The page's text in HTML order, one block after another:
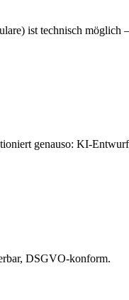
ist technisch
genauso: KI-
DSGVO-konform.